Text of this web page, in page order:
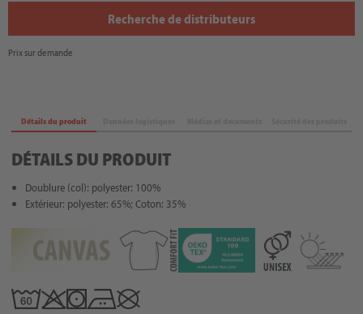
Recherche de distributeurs
Prix sur demande
Détails du produit
DÉTAILS DU PRODUIT
Doublure (col): polyester: 100%
Extérieur: polyester: 65%; Coton: 35%